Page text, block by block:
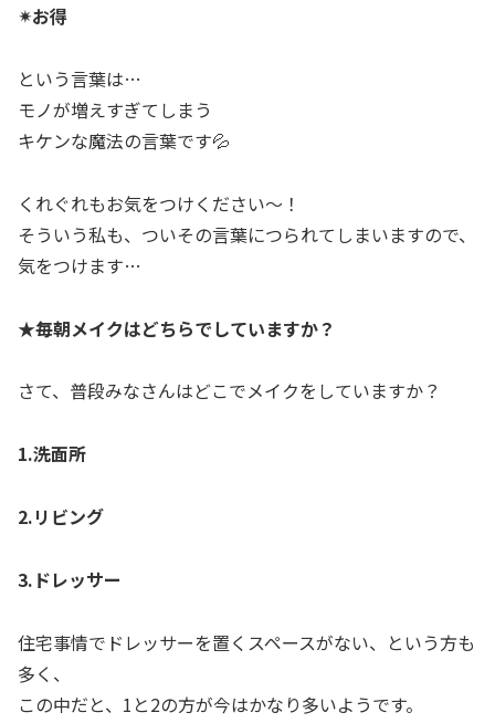
✴お得
という言葉は…
モノが増えすぎてしまう
キケンな魔法の言葉です💦
くれぐれもお気をつけください〜！
そういう私も、ついその言葉につられてしまいますので、
気をつけます…
★毎朝メイクはどちらでしていますか？
さて、普段みなさんはどこでメイクをしていますか？
1.洗面所
2.リビング
3. ドレッサー
住宅事情でドレッサーを置くスペースがない、という方も
多く、
この中だと、1と2の方が今はかなり多いようです。